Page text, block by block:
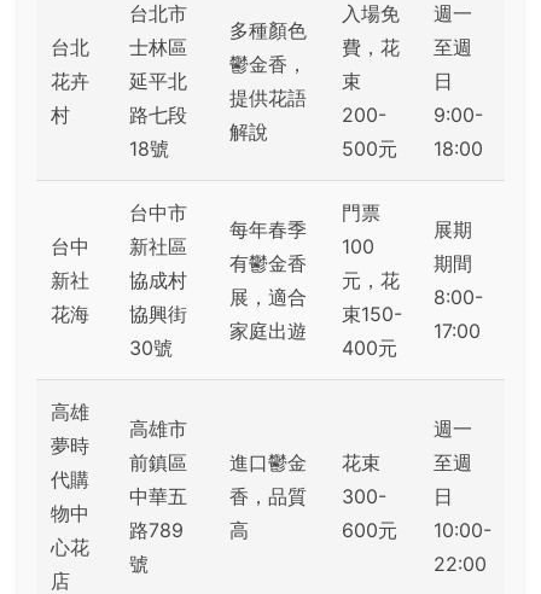
台北
花卉
村
台北市
士林區
延平北
路七段
18號
多種顏色
鬱金香，
提供花語
解說
入場免
費，花
束
200-
500元
週一
至週
日
9:00-
18:00
台中
新社
花海
台中市
新社區
協成村
協興街
30號
每年春季
有鬱金香
展，適合
家庭出遊
門票
100
元，花
束150-
400元
展期
期間
8:00-
17:00
高雄
夢時
代購
物中
心花
店
高雄市
前鎮區
中華五
路789
號
進口鬱金
香，品質
高
花束
300-
600元
週一
至週
日
10:00-
22:00